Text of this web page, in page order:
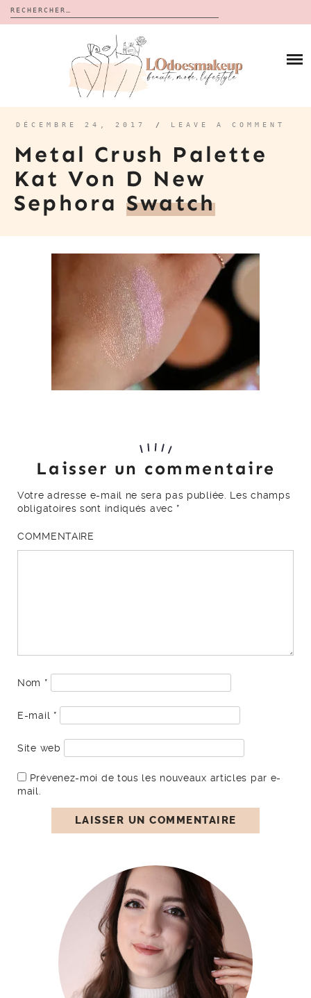
Rechercher :
CALENDRIERS DE L’AVENT
BON PLAN
À PROPOS
CONTACT
DÉCEMBRE 24, 2017 / LEAVE A COMMENT
Metal Crush Palette
Kat Von D New
Sephora Swatch
Laisser un commentaire
Votre adresse e-mail ne sera pas publiée.
Les champs
obligatoires sont indiqués avec *
COMMENTAIRE
Nom *
E-mail *
Site web
Prévenez-moi de tous les nouveaux articles par e-
mail.